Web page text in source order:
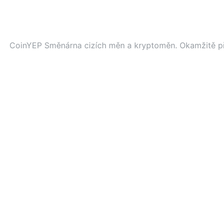
CoinYEP Směnárna cizích měn a kryptoměn.